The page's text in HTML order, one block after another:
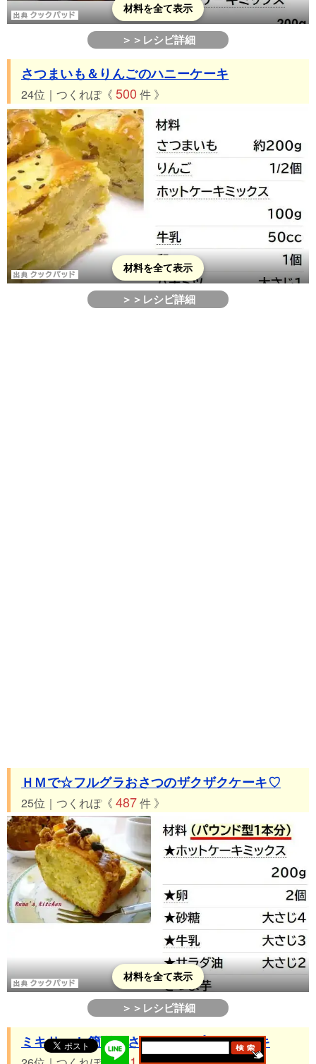
材料を全て表示
＞＞レシピ詳細
さつまいも＆りんごのハニーケーキ
24位｜つくれぽ《 500 件 》
材料を全て表示
＞＞レシピ詳細
ＨＭで☆フルグラおさつのザクザクケーキ♡
25位｜つくれぽ《 487件 》
材料を全て表示
＞＞レシピ詳細
ミキサーde簡単♡さつまいもプリンケーキ